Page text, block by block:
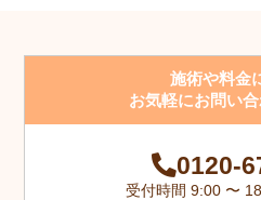
施術や料金
お気軽にお問い
0120-
受付時間 9:00 〜